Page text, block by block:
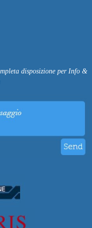
disposizione per Info &